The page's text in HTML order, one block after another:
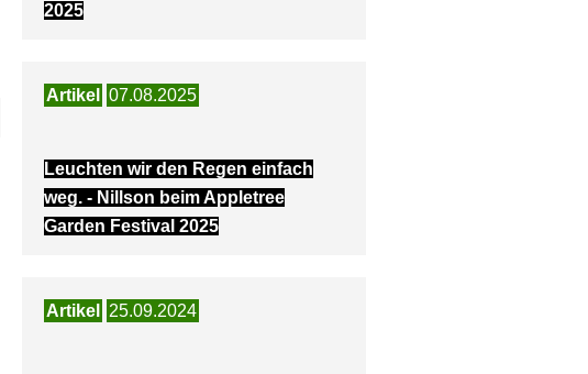
2025
Artikel 07.08.2025
Leuchten wir den Regen einfach
weg. - Nillson beim Appletree
Garden Festival 2025
Artikel 25.09.2024